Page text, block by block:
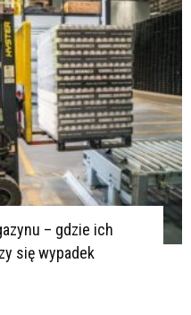
– gdzie ich
się wypadek